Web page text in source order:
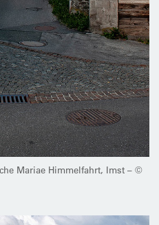
Mariae Himmelfahrt, Imst – ©